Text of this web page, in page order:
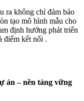
ra không chỉ đảm bảo
tạo mô hình mẫu cho
định hướng phát triển
điểm kết nối .
án – nền tảng vững